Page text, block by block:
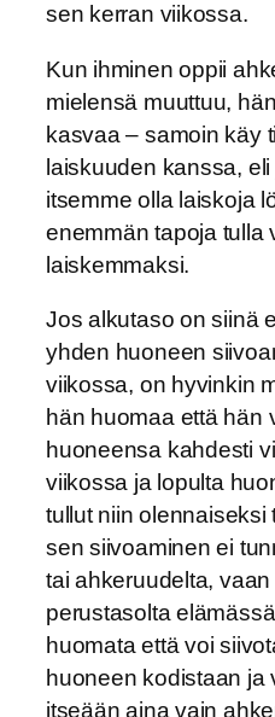
sen kerran viikossa.
Kun ihminen oppii
mielensä muuttuu,
kasvaa – samoin käy
laiskuuden kanssa,
itsemme olla laiskoja
enemmän tapoja tulla
laiskemmaksi.
Jos alkutaso on siinä
yhden huoneen
viikossa, on hyvinkin
hän huomaa että hän
huoneensa kahdesti
viikossa ja lopulta
tullut niin
sen siivoaminen ei
tai ahkeruudelta,
perustasolta
huomata että voi
huoneen kodistaan ja
itseään aina vain